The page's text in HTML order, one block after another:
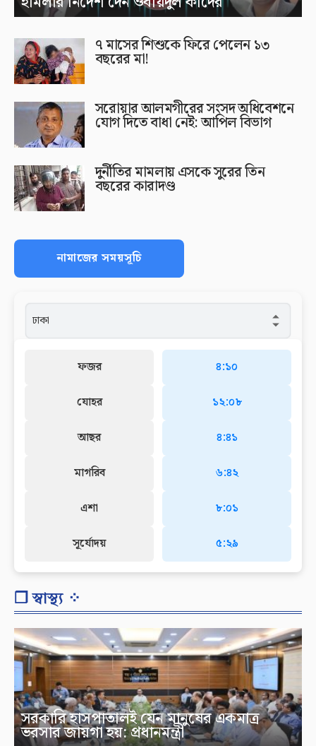
৭ মাসের শিশুকে ফিরে পেলেন ১৩
বছরের মা!
সরোয়ার আলমগীরের সংসদ অধিবেশনে
যোগ দিতে বাধা নেই: আপিল বিভাগ
দুর্নীতির মামলায় এসকে সুরের তিন
বছরের কারাদণ্ড
নামাজের সময়সূচি
ফজর
যোহর
আছর
মাগরিব
এশা
সূর্যোদয়
৪:১০
১২:০৮
৪:৪১
৬:৪২
৮:০১
৫:২৯
❐ স্বাস্থ্য ⁘
সরকারি হাসপাতালই যেন মানুষের একমাত্র
ভরসার জায়গা হয়: প্রধানমন্ত্রী